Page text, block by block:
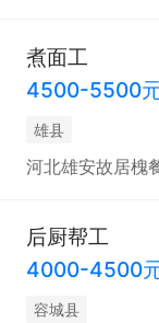
煮面工
4500-5500
雄县
河北雄安故居槐
后厨帮工
4000-4500
容城县